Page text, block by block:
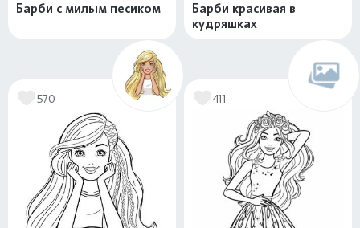
Барби с милым песиком
Барби красивая в
кудряшках
570 411